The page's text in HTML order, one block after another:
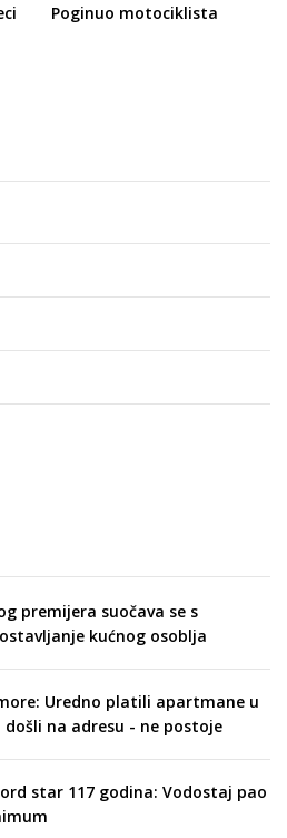
Poginuo motociklista
premijera suočava se s
kućnog osoblja
Uredno platili apartmane u
došli na adresu - ne postoje
star 117 godina: Vodostaj pao